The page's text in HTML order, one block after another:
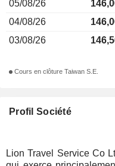
Profil Société
Lion Travel Service Co
05/08/26
04/08/26
03/08/26
Cours en clôture Taiwan S.E.